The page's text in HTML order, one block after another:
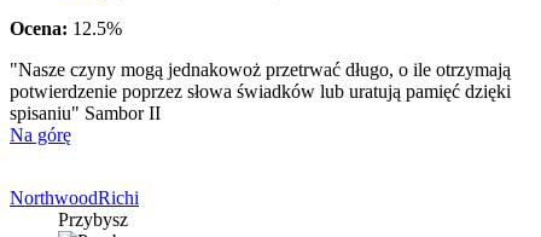
Ocena: 12.5%
"Nasze czyny mogą jednakowoż przetrwać długo, o ile otrzymają
potwierdzenie poprzez słowa świadków lub uratują pamięć dzięki
spisaniu" Sambor II
Na górę
NorthwoodRichi
Przybysz